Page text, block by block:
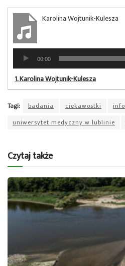
Karolina Wojtunik-Kulesza
Odtwarzacz
plików
dźwiękowych
00:00
1.Karolina Wojtunik-Kulesza
Tagi: badania ciekawostki info
uniwersytet medyczny w lublinie
Czytaj także